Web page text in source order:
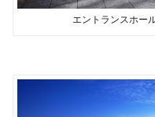
エントランスホー